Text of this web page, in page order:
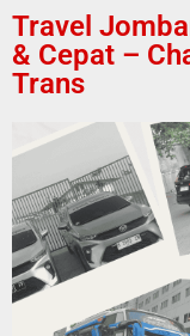
Travel
& Cepat –
Trans